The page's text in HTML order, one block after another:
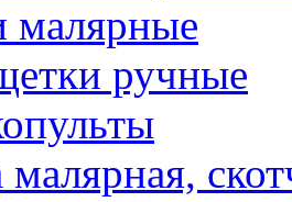
малярные
ручные